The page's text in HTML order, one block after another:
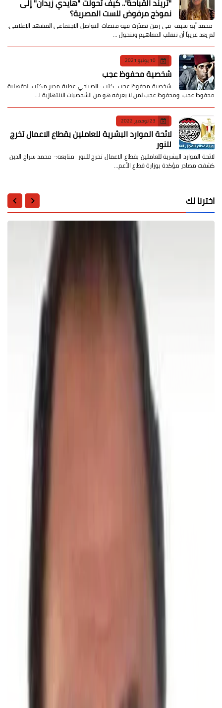
​"تريند القباحة".. كيف تحولت "هايدي زيدان" إلى
نموذج مرفوض للست المصرية؟
​ محمد أبو سيف ​في زمن تصدّرت فيه منصات التواصل الاجتماعي المشهد الإعلامي،
لم يعد غريباً أن تنقلب المفاهيم وتتحول …
10 يونيو 2021
شخصية محفوظ عجب
شخصية محفوظ عجب كتب : الصباحي عطية مدير مكتب الدقهلية
محفوظ عجب ومحفوظ عجب لمن لا يعرفه هو من الشخصيات الانتهازية ا…
23 نوفمبر 2022
لائحة الموارد البشرية للعاملين بقطاع الاعمال تخرج
للنور
لائحة الموارد البشرية للعاملين بقطاع الاعمال تخرج للنور متابعه:- محمد سراج الدين
كشفت مصادر مؤكدة بوزارة قطاع الأعم…
اخترنا لك